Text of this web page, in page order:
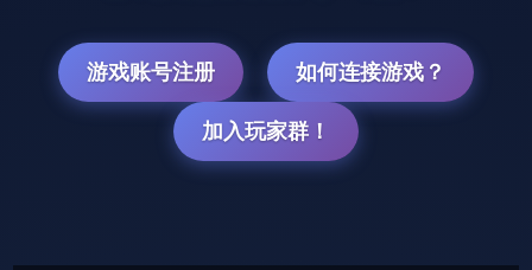
游戏账号注册 如何连接游戏？
加入玩家群！